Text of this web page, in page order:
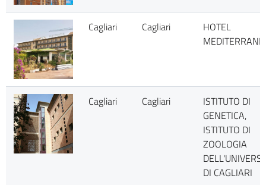
Cagliari Cagliari
HOTEL
Cagliari Cagliari
ISTITUTO DI
GENETICA,
ISTITUTO DI
ZOOLOGIA
DI CAGLIARI